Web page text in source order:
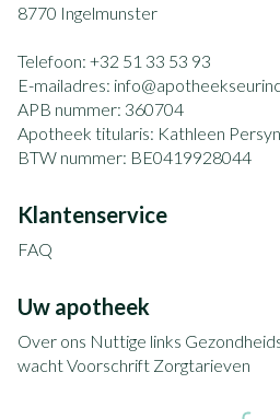
8770 Ingelmunster
Telefoon: +32 51 33 53 93
E-mailadres: info@
APB nummer: 360704
Apotheek titularis: Kathleen Persyn
BTW nummer: BE0419928044
Klantenservice
FAQ
Uw apotheek
Over ons Nuttige links
wachtVoorschrift Zorgtarieven